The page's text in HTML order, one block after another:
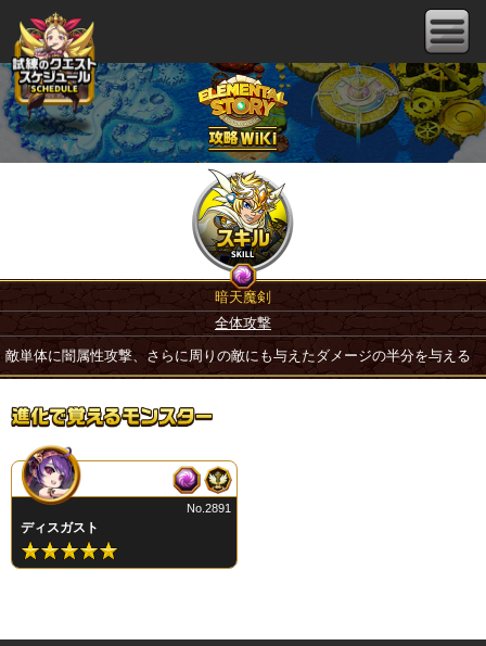
暗天魔剣
全体攻撃
敵単体に闇属性攻撃、さらに周りの敵にも与えたダメージの半分を与える
ディスガスト
No.2891